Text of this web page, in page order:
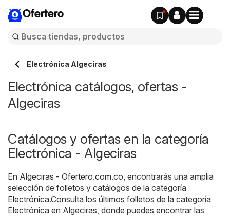
Ofertero
Electrónica Algeciras
Electrónica catálogos, ofertas -
Algeciras
Catálogos y ofertas en la categoría
Electrónica - Algeciras
En Algeciras - Ofertero.com.co, encontrarás una amplia
selección de folletos y catálogos de la categoría
Electrónica.Consulta los últimos folletos de la categoría
Electrónica en Algeciras, donde puedes encontrar las